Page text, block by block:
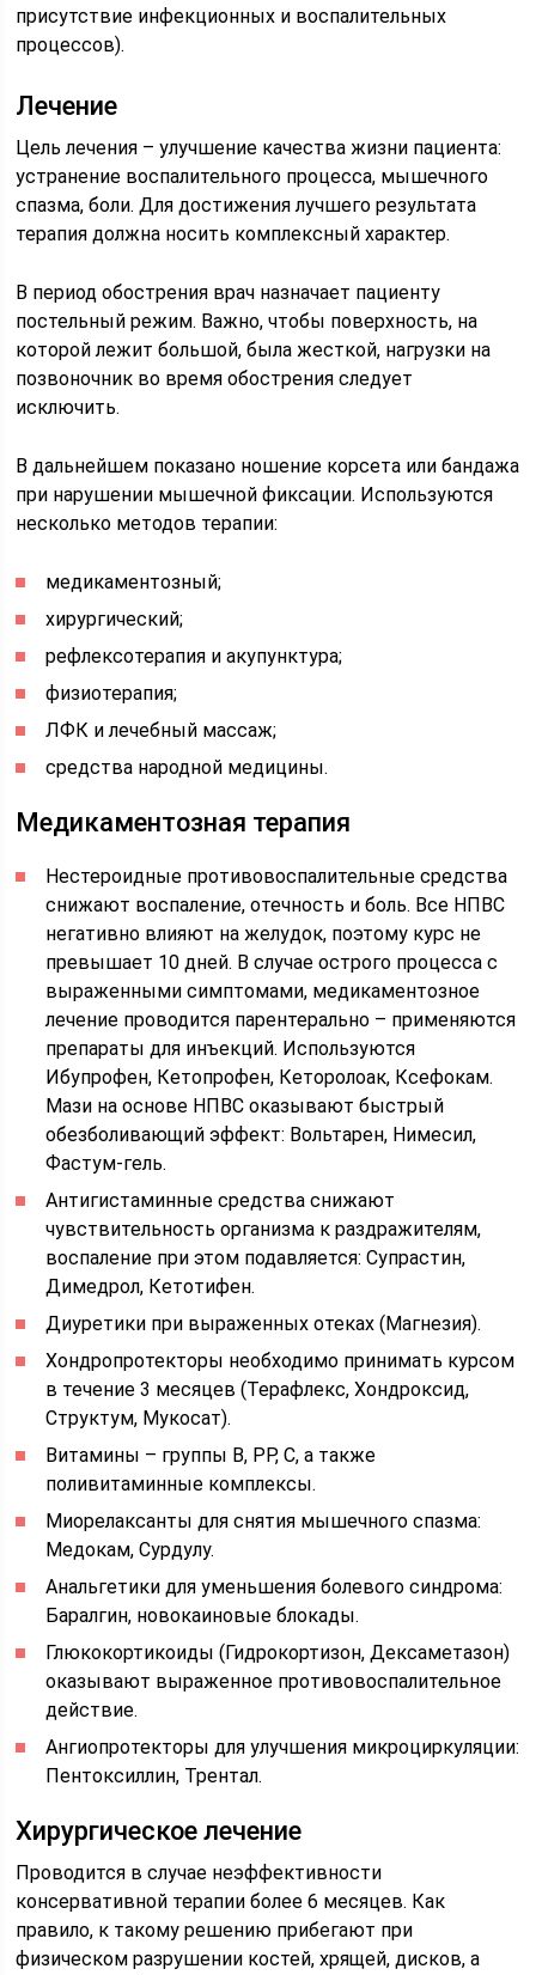
присутствие инфекционных и воспалительных
процессов).
Лечение
Цель лечения – улучшение качества жизни пациента:
устранение воспалительного процесса, мышечного
спазма, боли. Для достижения лучшего результата
терапия должна носить комплексный характер.
В период обострения врач назначает пациенту
постельный режим. Важно, чтобы поверхность, на
которой лежит большой, была жесткой, нагрузки на
позвоночник во время обострения следует
исключить.
В дальнейшем показано ношение корсета или бандажа
при нарушении мышечной фиксации. Используются
несколько методов терапии:
медикаментозный;
хирургический;
рефлексотерапия и акупунктура;
физиотерапия;
ЛФК и лечебный массаж;
средства народной медицины.
Медикаментозная терапия
Нестероидные противовоспалительные средства
снижают воспаление, отечность и боль. Все НПВС
негативно влияют на желудок, поэтому курс не
превышает 10 дней. В случае острого процесса с
выраженными симптомами, медикаментозное
лечение проводится парентерально – применяются
препараты для инъекций. Используются
Ибупрофен, Кетопрофен, Кеторолоак, Ксефокам.
Мази на основе НПВС оказывают быстрый
обезболивающий эффект: Вольтарен, Нимесил,
Фастум-гель.
Антигистаминные средства снижают
чувствительность организма к раздражителям,
воспаление при этом подавляется: Супрастин,
Димедрол, Кетотифен.
Диуретики при выраженных отеках (Магнезия).
Хондропротекторы необходимо принимать курсом
в течение 3 месяцев (Терафлекс, Хондроксид,
Структум, Мукосат).
Витамины – группы В, РР, С, а также
поливитаминные комплексы.
Миорелаксанты для снятия мышечного спазма:
Медокам, Сурдулу.
Анальгетики для уменьшения болевого синдрома:
Баралгин, новокаиновые блокады.
Глюкокортикоиды (Гидрокортизон, Дексаметазон)
оказывают выраженное противовоспалительное
действие.
Ангиопротекторы для улучшения микроциркуляции:
Пентоксиллин, Трентал.
Хирургическое лечение
Проводится в случае неэффективности
консервативной терапии более 6 месяцев. Как
правило, к такому решению прибегают при
физическом разрушении костей, хрящей, дисков, а